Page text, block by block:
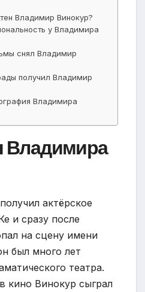
Владимир Винокур?
у Владимира
снял Владимир
получил Владимир
Владимира
Владимира
актёрское
и сразу после
на сцену имени
был много лет
театра.
кино Винокур сыграл